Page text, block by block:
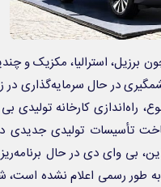
برزیل، استرالیا، مکزیک و
در حال سرمایه‌گذاری
کارخانه‌ تولیدی
تأسیسات تولیدی جدیدی
بی‌ وای‌ دی در حال
طور رسمی اعلام نشده است،